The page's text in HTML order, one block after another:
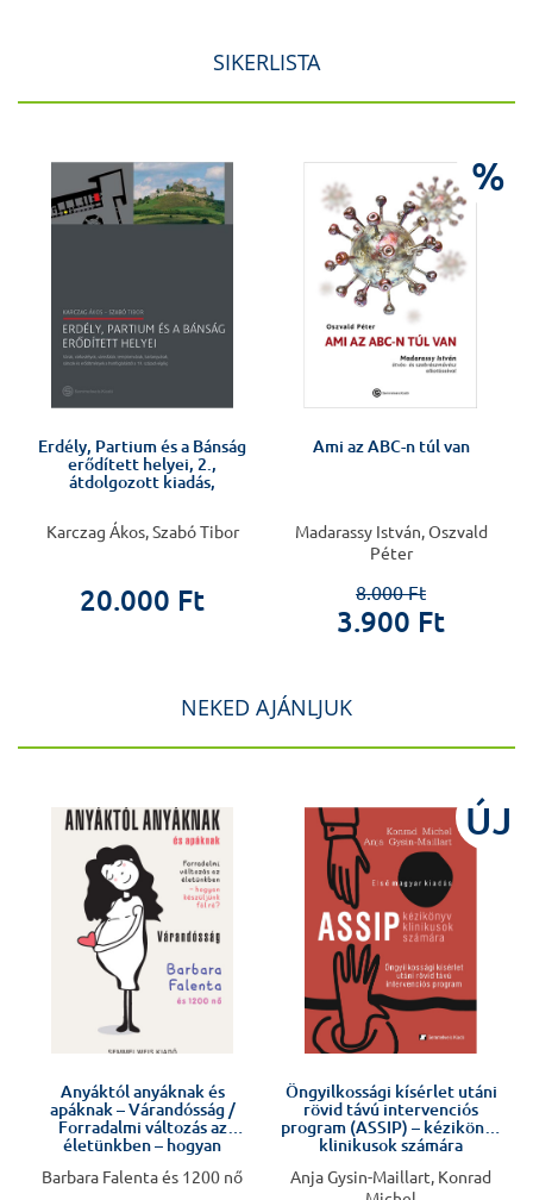
SIKERLISTA
Erdély, Partium és a Bánság
erődített helyei, 2.,
átdolgozott kiadás,
Karczag Ákos, Szabó Tibor
20.000 Ft
%
Ami az ABC-n túl van
Madarassy István, Oszvald
Péter
8.000 Ft
3.900 Ft
NEKED AJÁNLJUK
Anyáktól anyáknak és
apáknak – Várandósság /
Forradalmi változás az
életünkben – hogyan
Barbara Falenta és 1200 nő
ÚJ
Öngyilkossági kísérlet utáni
rövid távú intervenciós
program (ASSIP) – kézikönyv
klinikusok számára
Anja Gysin-Maillart, Konrad